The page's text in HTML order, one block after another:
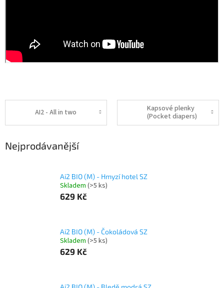
AI2 - All in two
Kapsové plenky
(Pocket diapers)
Nejprodávanější
Ai2 BIO (M) - Hmyzí hotel SZ
Skladem (>5 ks)
629 Kč
Ai2 BIO (M) - Čokoládová SZ
Skladem (>5 ks)
629 Kč